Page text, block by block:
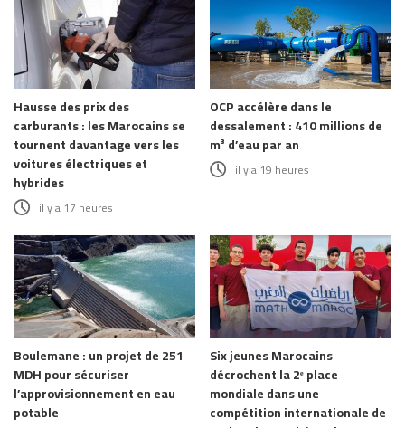
Hausse des prix des
carburants : les Marocains se
tournent davantage vers les
voitures électriques et
hybrides
il y a 17 heures
OCP accélère dans le
dessalement : 410 millions de
m³ d’eau par an
il y a 19 heures
Boulemane : un projet de 251
MDH pour sécuriser
l’approvisionnement en eau
potable
Six jeunes Marocains
décrochent la 2ᵉ place
mondiale dans une
compétition internationale de